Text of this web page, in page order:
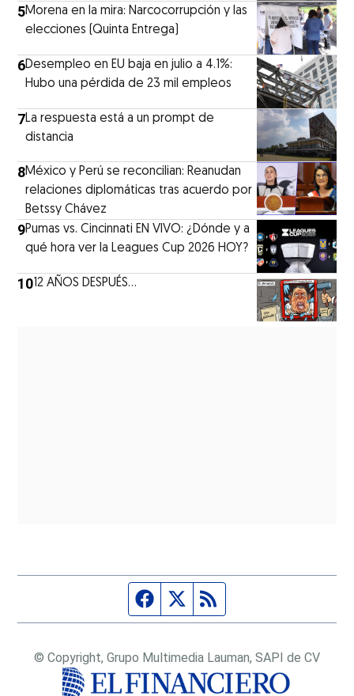
5Morena en la mira: Narcocorrupción y las
elecciones (Quinta Entrega)
6Desempleo en EU baja en julio a 4.1%:
Hubo una pérdida de 23 mil empleos
7La respuesta está a un prompt de
distancia
8México y Perú se reconcilian: Reanudan
relaciones diplomáticas tras acuerdo por
Betssy Chávez
9Pumas vs. Cincinnati EN VIVO: ¿Dónde y a
qué hora ver la Leagues Cup 2026 HOY?
1012 AÑOS DESPUÉS...
Página de Facebook
Fuente Twitter
© Copyright, Grupo Multimedia Lauman, SAPI de CV